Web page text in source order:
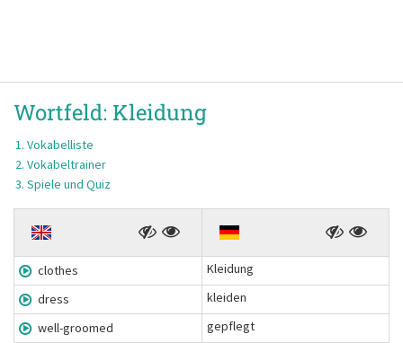
Wortfeld: Kleidung
Vokabelliste
Vokabeltrainer
Spiele und Quiz
clothes
Kleidung
dress
kleiden
well-groomed
gepflegt